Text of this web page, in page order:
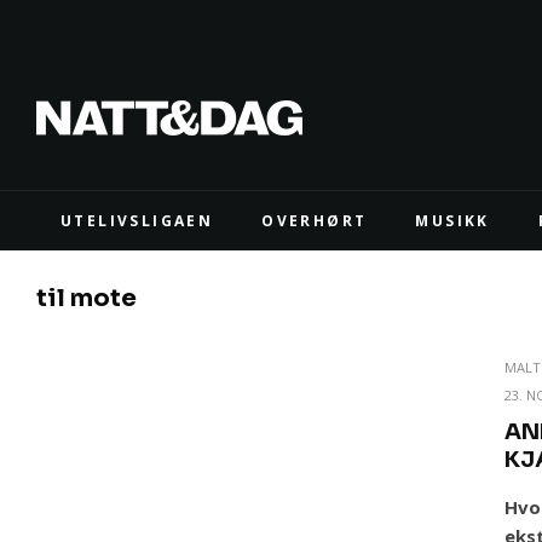
UTELIVSLIGAEN OVERHØRT MUSIKK
til mote
23.